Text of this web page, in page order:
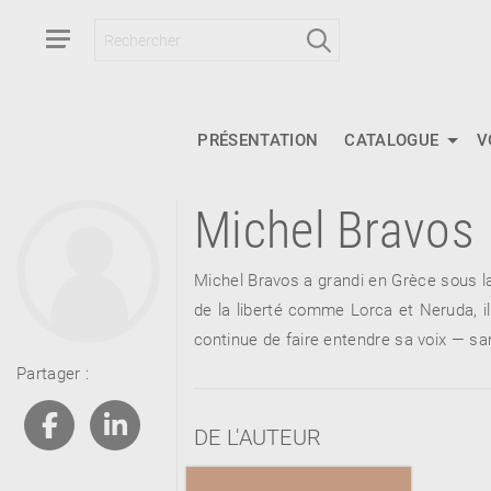
À PARAÎTRE
AVIS
A LA UNE
PRÉSENTATION CATALOGUE
Partager :
Michel Bravos
Michel Bravos a grandi en Grèce sous
de la liberté comme Lorca et Neruda,
continue de faire entendre sa voix —
DE L'AUTEUR